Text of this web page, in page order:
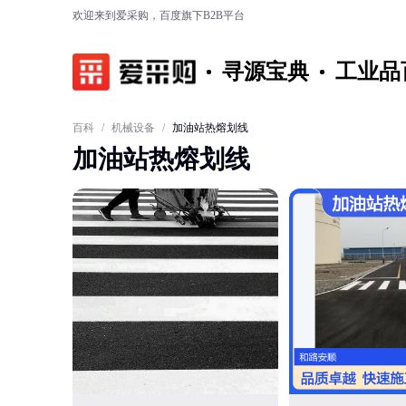
欢迎来到爱采购，百度旗下B2B平台
寻源宝典 工业品
百科 / 机械设备 / 加油站热熔划线
加油站热熔划线